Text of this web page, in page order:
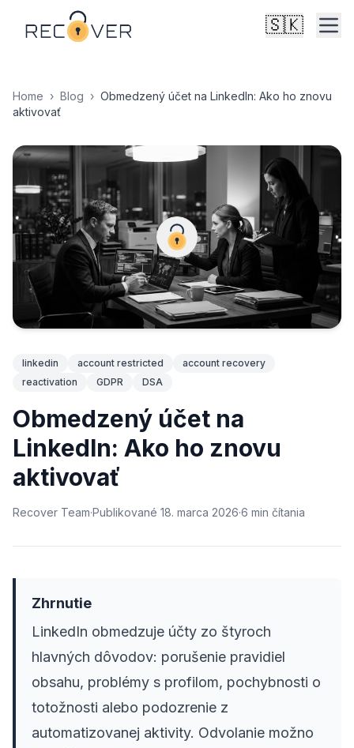
🇸🇰
Home › Blog › Obmedzený účet na LinkedIn: Ako ho znovu
aktivovať
linkedin account restricted
account recovery
reactivation
GDPR DSA
Obmedzený účet na
LinkedIn: Ako ho znovu
aktivovať
Recover Team·Publikované 18. marca 2026·6 min čítania
Zhrnutie
LinkedIn obmedzuje účty zo štyroch
hlavných dôvodov: porušenie pravidiel
obsahu, problémy s profilom, pochybnosti o
totožnosti alebo podozrenie z
automatizovanej aktivity. Odvolanie možno